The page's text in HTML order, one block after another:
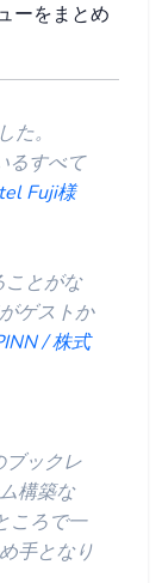
ーをまとめ
。
るすべて
Fuji様
ことがな
ゲストか
/ 株式
ブックレ
構築な
ころで一
手となり